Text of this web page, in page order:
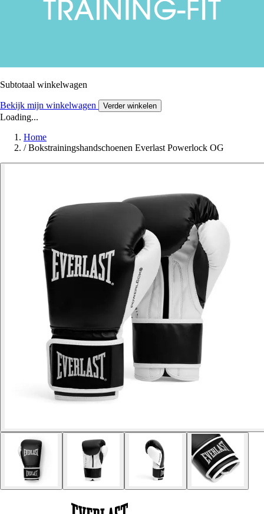
Subtotaal winkelwagen
Bekijk mijn winkelwagen Verder winkelen
Loading...
Home
/ Bokstrainingshandschoenen Everlast Powerlock OG